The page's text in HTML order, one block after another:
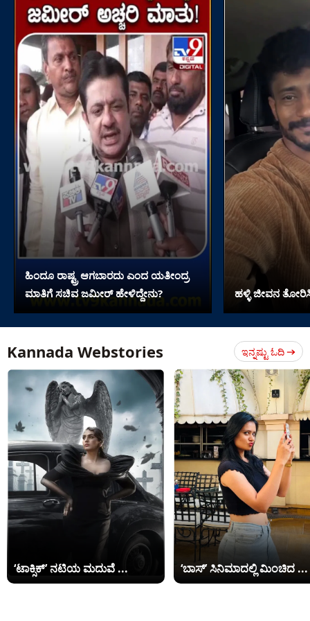
ಹಿಂದೂ ರಾಷ್ಟ್ರ ಆಗಬಾರದು ಎಂದ ಯತೀಂದ್ರ
ಮಾತಿಗೆ ಸಚಿವ ಜಮೀರ್ ಹೇಳಿದ್ದೇನು?
ಹಳ್ಳಿ ಜೀವನ
Kannada Webstories ಇನ್ನಷ್ಟು ಓದಿ
‘ಟಾಕ್ಸಿಕ್’ ನಟಿಯ ಮದುವೆ ... ‘ಬಾಸ್’ ಸಿನಿಮಾದಲ್ಲಿ ಮಿಂಚಿದ ...